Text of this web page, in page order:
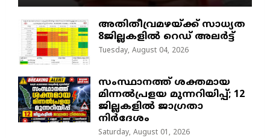
അതിതീവ്രമഴയ്ക്ക് സാധ്യത
8ജില്ലകളിൽ റെഡ് അലർട്ട്
Tuesday, August 04, 2026
സംസ്ഥാനത്ത് ശക്തമായ
മിന്നൽപ്രളയ മുന്നറിയിപ്പ്; 12
ജില്ലകളിൽ ജാഗ്രതാ
നിർദേശം
Saturday, August 01, 2026